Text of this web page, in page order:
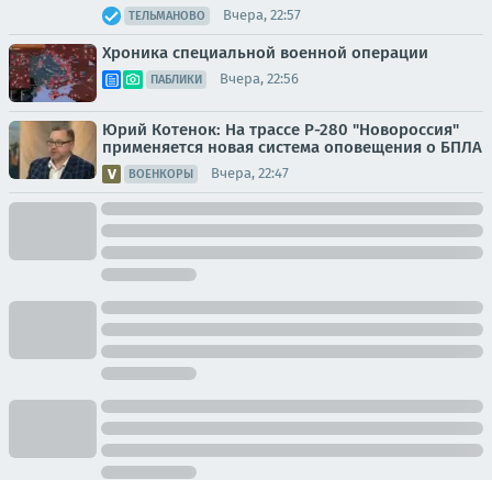
ТЕЛЬМАНОВО Вчера, 22:57
Хроника специальной военной операции
ПАБЛИКИ Вчера, 22:56
Юрий Котенок: На трассе Р-280 "Новороссия"
применяется новая система оповещения о БПЛА
ВОЕНКОРЫ Вчера, 22:47